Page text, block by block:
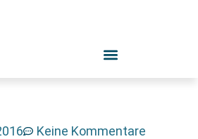
Keine Kommentare